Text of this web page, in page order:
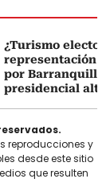
¿Turismo
representación
por Barranquilla
presidencial
reproducciones y
desde este sitio
que resulten